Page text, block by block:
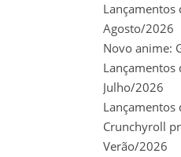
Lançamentos
Agosto/2026
Novo anime:
Lançamentos
Julho/2026
Lançamentos
Crunchyroll
Verão/2026